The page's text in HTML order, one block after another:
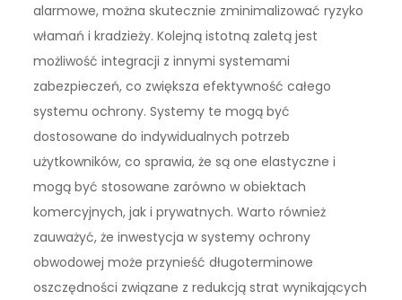
alarmowe, można skutecznie zminimalizować ryzyko
włamań i kradzieży. Kolejną istotną zaletą jest
możliwość integracji z innymi systemami
zabezpieczeń, co zwiększa efektywność całego
systemu ochrony. Systemy te mogą być
dostosowane do indywidualnych potrzeb
użytkowników, co sprawia, że są one elastyczne i
mogą być stosowane zarówno w obiektach
komercyjnych, jak i prywatnych. Warto również
zauważyć, że inwestycja w systemy ochrony
obwodowej może przynieść długoterminowe
oszczędności związane z redukcją strat wynikających